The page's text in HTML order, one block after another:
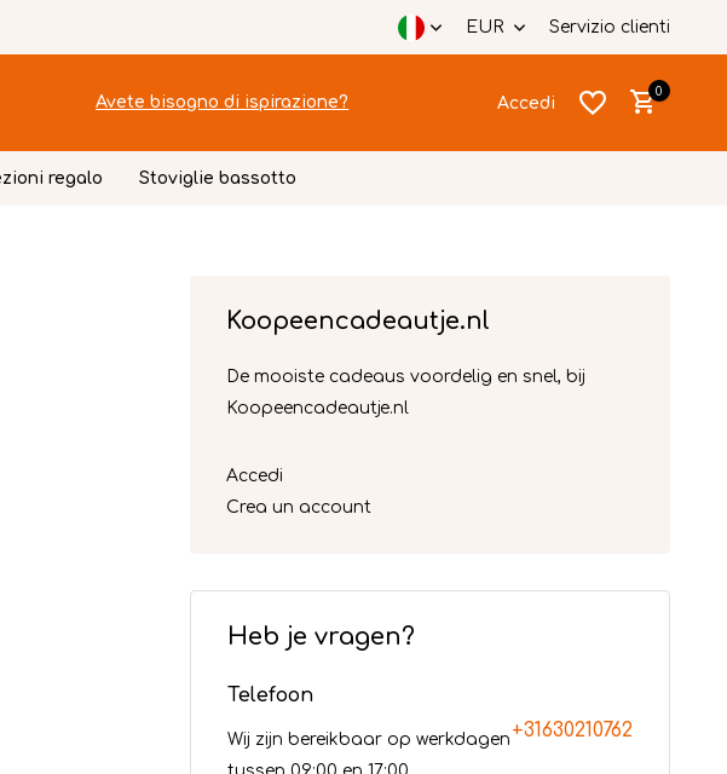
Impacchettato in modo festoso
EUR Servizio clienti
Avete bisogno di ispirazione? Accedi
Crea un account
0
regalo Stoviglie bassotto
Koopeencadeautje.nl
De mooiste cadeaus voordelig en snel, bij
Koopeencadeautje.nl
Accedi
Crea un account
Heb je vragen?
Telefoon
Wij zijn bereikbaar op werkdagen +31630210762